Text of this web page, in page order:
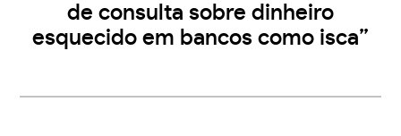
de consulta sobre dinheiro
esquecido em bancos como isca”